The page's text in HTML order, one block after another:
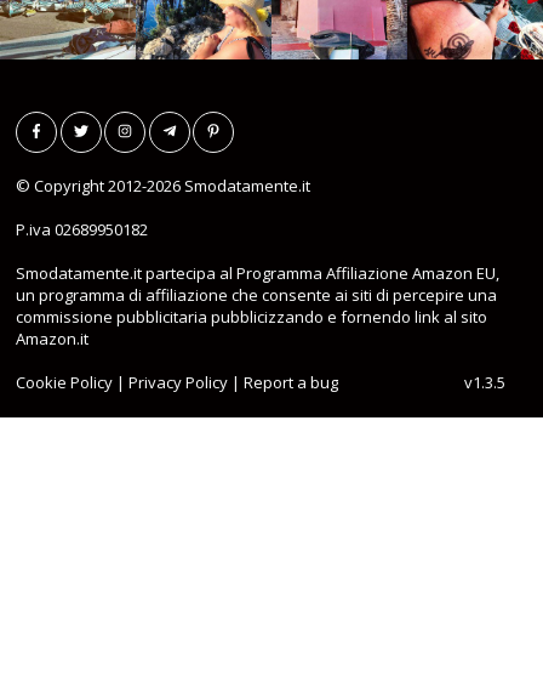
© Copyright 2012-2026 Smodatamente.it
P.iva 02689950182
Smodatamente.it partecipa al Programma Affiliazione Amazon EU,
un programma di affiliazione che consente ai siti di percepire una
commissione pubblicitaria pubblicizzando e fornendo link al sito
Amazon.it
Cookie Policy |Privacy Policy |Report a bug v1.3.5